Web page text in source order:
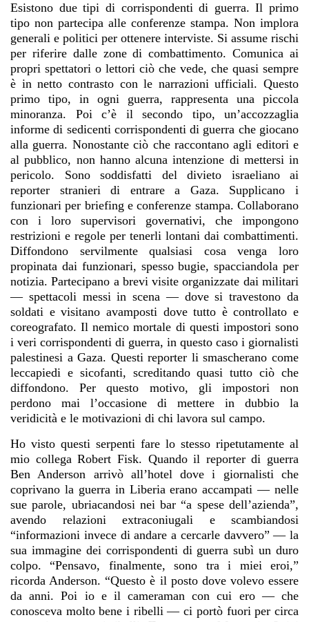
Esistono due tipi di corrispondenti di guerra. Il primo
tipo non partecipa alle conferenze stampa. Non implora
generali e politici per ottenere interviste. Si assume rischi
per riferire dalle zone di combattimento. Comunica ai
propri spettatori o lettori ciò che vede, che quasi sempre
è in netto contrasto con le narrazioni ufficiali. Questo
primo tipo, in ogni guerra, rappresenta una piccola
minoranza. Poi c’è il secondo tipo, un’accozzaglia
informe di sedicenti corrispondenti di guerra che giocano
alla guerra. Nonostante ciò che raccontano agli editori e
al pubblico, non hanno alcuna intenzione di mettersi in
pericolo. Sono soddisfatti del divieto israeliano ai
reporter stranieri di entrare a Gaza. Supplicano i
funzionari per briefing e conferenze stampa. Collaborano
con i loro supervisori governativi, che impongono
restrizioni e regole per tenerli lontani dai combattimenti.
Diffondono servilmente qualsiasi cosa venga loro
propinata dai funzionari, spesso bugie, spacciandola per
notizia. Partecipano a brevi visite organizzate dai militari
— spettacoli messi in scena — dove si travestono da
soldati e visitano avamposti dove tutto è controllato e
coreografato. Il nemico mortale di questi impostori sono
i veri corrispondenti di guerra, in questo caso i giornalisti
palestinesi a Gaza. Questi reporter li smascherano come
leccapiedi e sicofanti, screditando quasi tutto ciò che
diffondono. Per questo motivo, gli impostori non
perdono mai l’occasione di mettere in dubbio la
veridicità e le motivazioni di chi lavora sul campo.
Ho visto questi serpenti fare lo stesso ripetutamente al
mio collega Robert Fisk. Quando il reporter di guerra
Ben Anderson arrivò all’hotel dove i giornalisti che
coprivano la guerra in Liberia erano accampati — nelle
sue parole, ubriacandosi nei bar “a spese dell’azienda”,
avendo relazioni extraconiugali e scambiandosi
“informazioni invece di andare a cercarle davvero” — la
sua immagine dei corrispondenti di guerra subì un duro
colpo. “Pensavo, finalmente, sono tra i miei eroi,”
ricorda Anderson. “Questo è il posto dove volevo essere
da anni. Poi io e il cameraman con cui ero — che
conosceva molto bene i ribelli — ci portò fuori per circa